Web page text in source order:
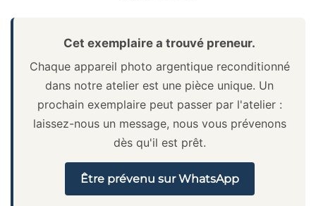
Cet exemplaire a trouvé preneur.
Chaque appareil photo argentique reconditionné
dans notre atelier est une pièce unique. Un
prochain exemplaire peut passer par l'atelier :
laissez-nous un message, nous vous prévenons
dès qu'il est prêt.
Être prévenu sur WhatsApp